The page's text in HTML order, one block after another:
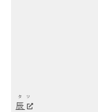
辰
タツ